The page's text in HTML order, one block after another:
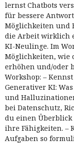
lernst Chatbots
für bessere
Möglichkeiten und
die Arbeit wirklich
KI-Neulinge. Im
Möglichkeiten, wie
erhöhen und/oder
Workshop: –
Generativer KI:
und
bei Datenschutz,
du einen
ihre Fähigkeiten. –
Aufgaben so